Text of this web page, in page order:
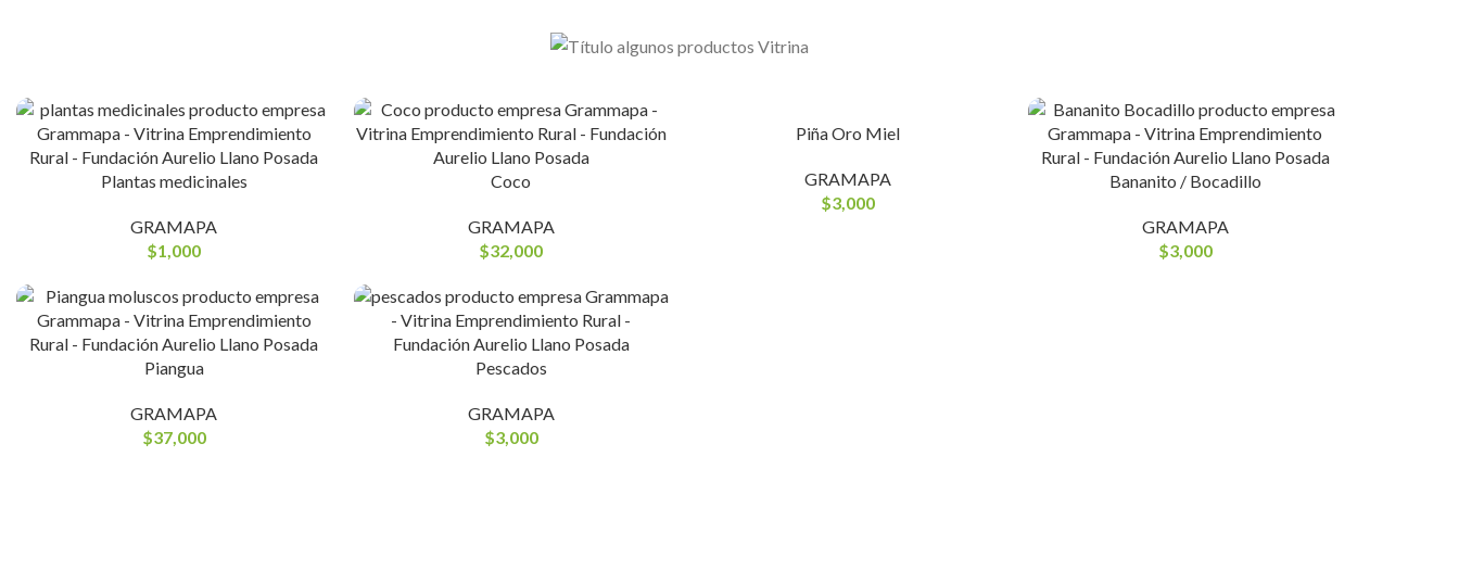
Plantas medicinales
GRAMAPA
$1,000
Coco
GRAMAPA
$32,000
Piña Oro Miel
GRAMAPA
$3,000
Bananito / Bocadillo
GRAMAPA
$3,000
Piangua
GRAMAPA
$37,000
Pescados
GRAMAPA
$3,000